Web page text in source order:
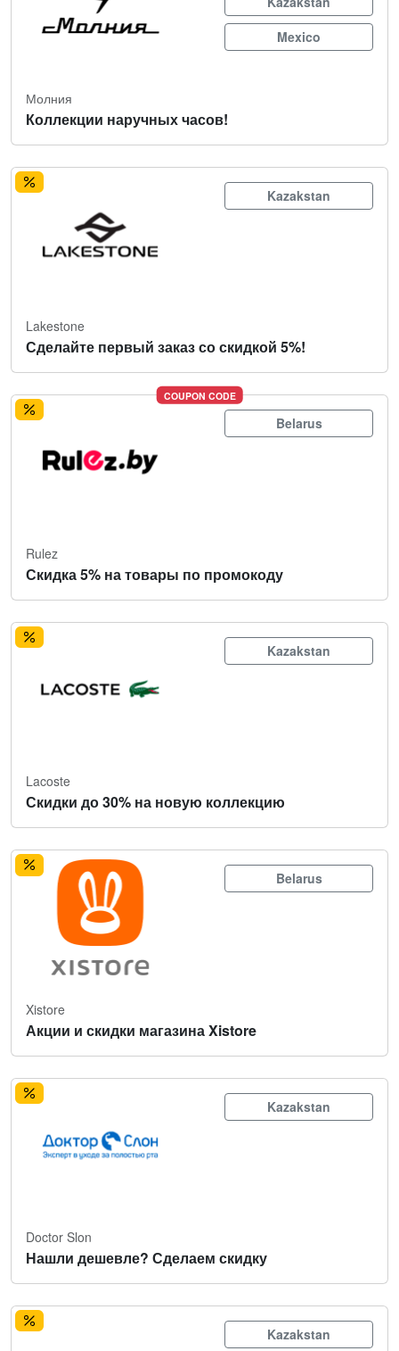
Mexico
Молния
Коллекции наручных часов!
Kazakstan
Lakestone
Сделайте первый заказ со скидкой 5%!
COUPON CODE
Belarus
Rulez
Скидка 5% на товары по промокоду
Kazakstan
Lacoste
Скидки до 30% на новую коллекцию
Belarus
Xistore
Акции и скидки магазина Xistore
Kazakstan
Doctor Slon
Нашли дешевле? Сделаем скидку
Kazakstan